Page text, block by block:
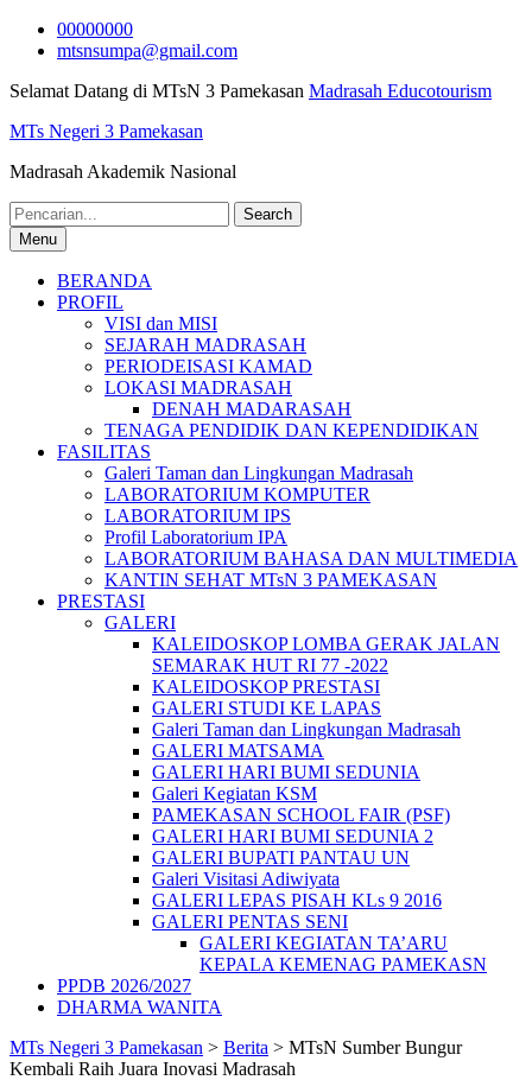
Skip
00000000
mtsnsumpa@gmail.com
Selamat Datang di MTsN 3 Pamekasan Madrasah Educotourism
MTs Negeri 3 Pamekasan
Madrasah Akademik Nasional
Search
for:Menu
BERANDA
PROFIL
VISI dan MISI
SEJARAH MADRASAH
PERIODEISASI KAMAD
LOKASI MADRASAH
DENAH MADARASAH
TENAGA PENDIDIK DAN KEPENDIDIKAN
FASILITAS
Galeri Taman dan Lingkungan Madrasah
LABORATORIUM KOMPUTER
LABORATORIUM IPS
Profil Laboratorium IPA
LABORATORIUM BAHASA DAN MULTIMEDIA
KANTIN SEHAT MTsN 3 PAMEKASAN
PRESTASI
GALERI
KALEIDOSKOP LOMBA GERAK JALAN
SEMARAK HUT RI 77 -2022
KALEIDOSKOP PRESTASI
GALERI STUDI KE LAPAS
Galeri Taman dan Lingkungan Madrasah
GALERI MATSAMA
GALERI HARI BUMI SEDUNIA
Galeri Kegiatan KSM
PAMEKASAN SCHOOL FAIR (PSF)
GALERI HARI BUMI SEDUNIA 2
GALERI BUPATI PANTAU UN
Galeri Visitasi Adiwiyata
GALERI LEPAS PISAH KLs 9 2016
GALERI PENTAS SENI
GALERI KEGIATAN TA’ARU
KEPALA KEMENAG PAMEKASN
PPDB 2026/2027
DHARMA WANITA
MTs Negeri 3 Pamekasan > Berita > MTsN Sumber Bungur
Kembali Raih Juara Inovasi Madrasah